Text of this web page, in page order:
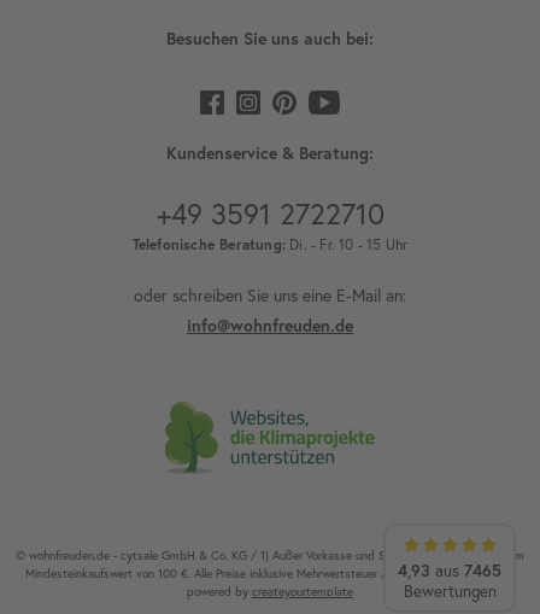
4,93 aus 7465
Bewertungen
Besuchen Sie uns auch bei:
Kundenservice & Beratung:
+49 3591 2722710
Telefonische Beratung: Di. - Fr. 10 - 15 Uhr
oder schreiben Sie uns eine E-Mail an:
info@wohnfreuden.de
© wohnfreuden.de - cytsale GmbH & Co. KG / 1) Außer Vorkasse und Speditionsware. 2) Ab einem
Mindesteinkaufswert von 100 €. Alle Preise inklusive Mehrwertsteuer / Alle Rechte vorbehalten.
powered by createyourtemplate